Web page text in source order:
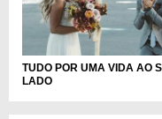
TUDO POR UMA VIDA AO
LADO